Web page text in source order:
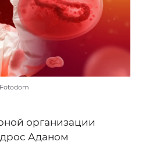
организации
Аданом